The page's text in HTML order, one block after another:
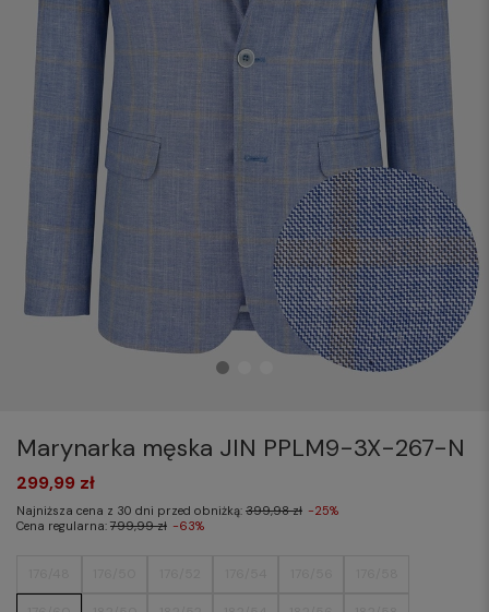
Marynarka męska JIN PPLM9-3X-267-N
299,99 zł
Najniższa cena z 30 dni przed obniżką: 399,98 zł -25%
Cena regularna: 799,99 zł -63%